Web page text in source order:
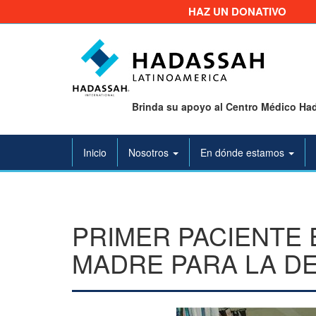
HAZ UN DONATIVO
Brinda su apoyo al Centro Médico
Inicio Nosotros En dónde estamos
PRIMER
MADRE PARA LA